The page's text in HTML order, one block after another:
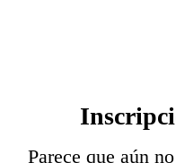
Parece que aún